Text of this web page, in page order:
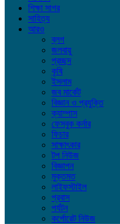
শিক্ষা সাগর
সাহিত্য
আরও
ব্লগ
জলবায়ু
প্রচ্ছদ
কৃষি
ইসলাম
জব মার্কেট
বিজ্ঞান ও প্রযুক্তি
ক্যাম্পাস
ফেসবুক কর্নার
ফিচার
সাক্ষাৎকার
টপ নিউজ
বিজ্ঞাপন
মুক্তমত
লাইফস্টাইল
প্রবাস
পর্যটন
কর্পোরেট নিউজ